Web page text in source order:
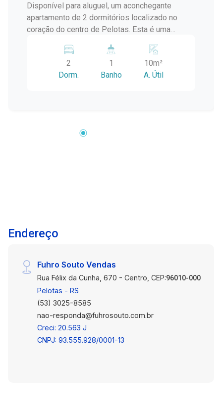
Disponível para aluguel, um aconchegante
apartamento de 2 dormitórios localizado no
coração do centro de Pelotas. Esta é uma
em um local conveniente, próximo a todas as
comodidades que a cidade tem a oferecer. O
apartamento está situado no centro de Pelotas,
pontos turísticos, museus e teatros. Além disso,
disposição para ajudá-lo(a) no que for
necessário. * Vaga de Garagem Opcional: Por
sua vaga de estacionamento.
2
Dorm.
1
Banho
10m²
A. Útil
Endereço
Fuhro Souto Vendas
Rua Félix da Cunha, 670 - Centro, CEP:96010-000
Pelotas - RS
(53) 3025-8585
nao-responda@fuhrosouto.com.br
Creci: 20.563 J
CNPJ: 93.555.928/0001-13